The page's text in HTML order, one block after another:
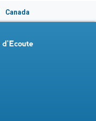
Canada